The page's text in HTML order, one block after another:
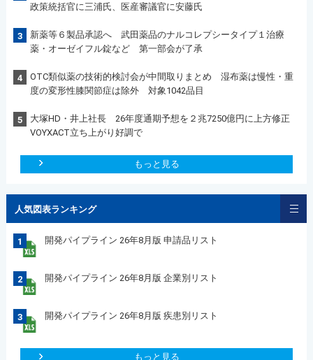
政策統括官に三浦氏、医産審議官に安藤氏
3
新薬等６製品承認へ 武田薬品のナルコレプシータイプ１治療
薬・オーゼイフル錠など 第一部会が了承
4
OTC類似薬の技術的検討会が中間取りまとめ 湿布薬は慢性・重
度の変形性膝関節症は除外 対象1042品目
5
大塚HD・井上社長 26年度通期予想を２兆7250億円に上方修正
VOYXACT立ち上がり好調で
もっと見る
人気図表ランキング
1 開発パイプライン 26年8月版 申請品リスト
2 開発パイプライン 26年8月版 企業別リスト
3 開発パイプライン 26年8月版 疾患別リスト
もっと見る